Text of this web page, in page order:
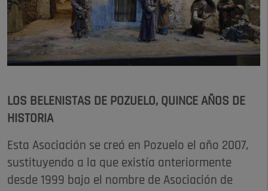
LOS BELENISTAS DE POZUELO, QUINCE AÑOS DE
HISTORIA
Esta Asociación se creó en Pozuelo el año 2007,
sustituyendo a la que existía anteriormente
desde 1999 bajo el nombre de Asociación de